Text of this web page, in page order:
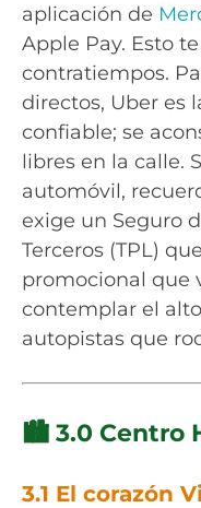
aplicación de
Apple Pay. Esto
contratiempos.
directos, Uber es
confiable; se
libres en la calle.
automóvil,
exige un Seguro
Terceros (TPL)
promocional que
contemplar el
autopistas que
🏙️ 3.0 Centro
3.1 El corazón